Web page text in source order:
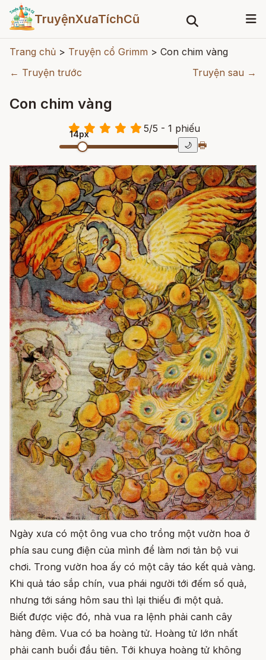
TruyệnXưaTíchCũ
Trang chủ > Truyện cổ Grimm > Con chim vàng
← Truyện trước
Truyện sau →
Con chim vàng
5/5 - 1 phiếu
14px
🌙 🖶
Ngày xưa có một ông vua cho trồng một vườn hoa ở
phía sau cung điện của mình để làm nơi tản bộ vui
chơi. Trong vườn hoa ấy có một cây táo kết quả vàng.
Khi quả táo sắp chín, vua phái người tới đếm số quả,
nhưng tới sáng hôm sau thì lại thiếu đi một quả.
Biết được việc đó, nhà vua ra lệnh phải canh cây
hàng đêm. Vua có ba hoàng tử. Hoàng tử lớn nhất
phải canh buổi đầu tiên. Tới khuya hoàng tử không